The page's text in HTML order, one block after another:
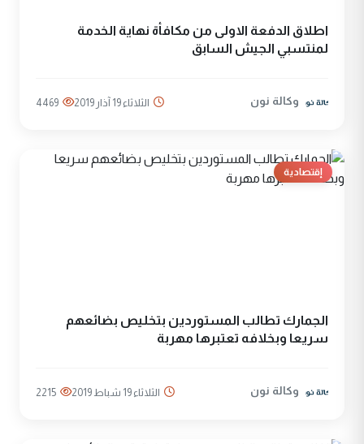
اطلاق الدفعة الاولى من مكافأة نهاية الخدمة
لمنتسبي الجيش السابق
وكالة نون الثلاثاء 19 آذار 2019 4469
إقتصادية
الجمارك تطالب المستوردين بتخليص بضائعهم
سريعا وبخلافه تعتبرها مهربة
وكالة نون الثلاثاء 19 شباط 2019 2215